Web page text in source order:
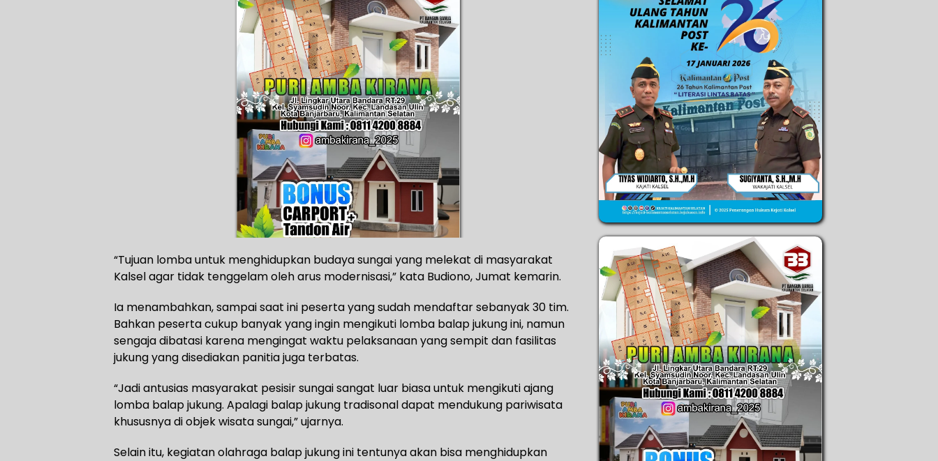
“Tujuan lomba untuk menghidupkan budaya sungai yang melekat di masyarakat
Kalsel agar tidak tenggelam oleh arus modernisasi,” kata Budiono, Jumat kemarin.
Ia menambahkan, sampai saat ini peserta yang sudah mendaftar sebanyak 30 tim.
Bahkan peserta cukup banyak yang ingin mengikuti lomba balap jukung ini, namun
sengaja dibatasi karena mengingat waktu pelaksanaan yang sempit dan fasilitas
jukung yang disediakan panitia juga terbatas.
“Jadi antusias masyarakat pesisir sungai sangat luar biasa untuk mengikuti ajang
lomba balap jukung. Apalagi balap jukung tradisonal dapat mendukung pariwisata
khususnya di objek wisata sungai,” ujarnya.
Selain itu, kegiatan olahraga balap jukung ini tentunya akan bisa menghidupkan